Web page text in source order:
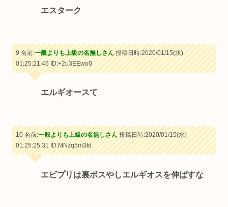
エスターク
9 名前:一般よりも上級の名無しさん投稿日時:2020/01/15(水)
01:25:21.46ID:+2u3EEwo0
エルギオースて
10 名前:一般よりも上級の名無しさん投稿日時:2020/01/15(水)
01:25:25.31ID:MNzq5m3td
エビプリは裏ボスやしエルギオスを伸ばすな